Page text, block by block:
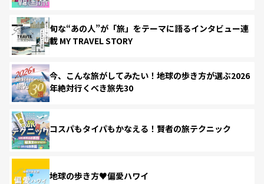
旬な“あの人”が「旅」をテーマに語るインタビュー連
載 MY TRAVEL STORY
今、こんな旅がしてみたい！地球の歩き方が選ぶ2026
年絶対行くべき旅先30
コスパもタイパもかなえる！賢者の旅テクニック
地球の歩き方♥偏愛ハワイ